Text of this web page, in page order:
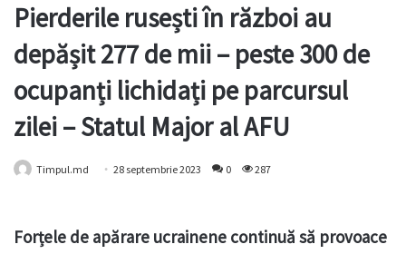
Pierderile rusești în război au
depășit 277 de mii – peste 300 de
ocupanți lichidați pe parcursul
zilei – Statul Major al AFU
Timpul.md 28 septembrie 2023 0 287
Forțele de apărare ucrainene continuă să provoace